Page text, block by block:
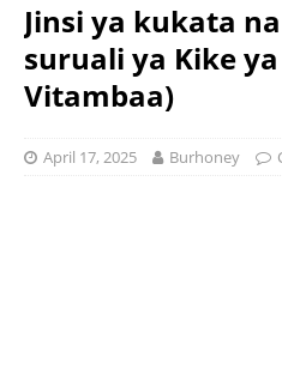
Jinsi ya kukata
suruali ya Kike
Vitambaa)
April 17, 2025 Burhoney